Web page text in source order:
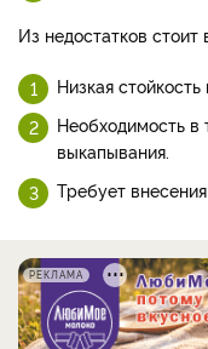
Из недостатков стоит
Низкая
Необходимость в
выкапывания.
Требует
РЕКЛАМА